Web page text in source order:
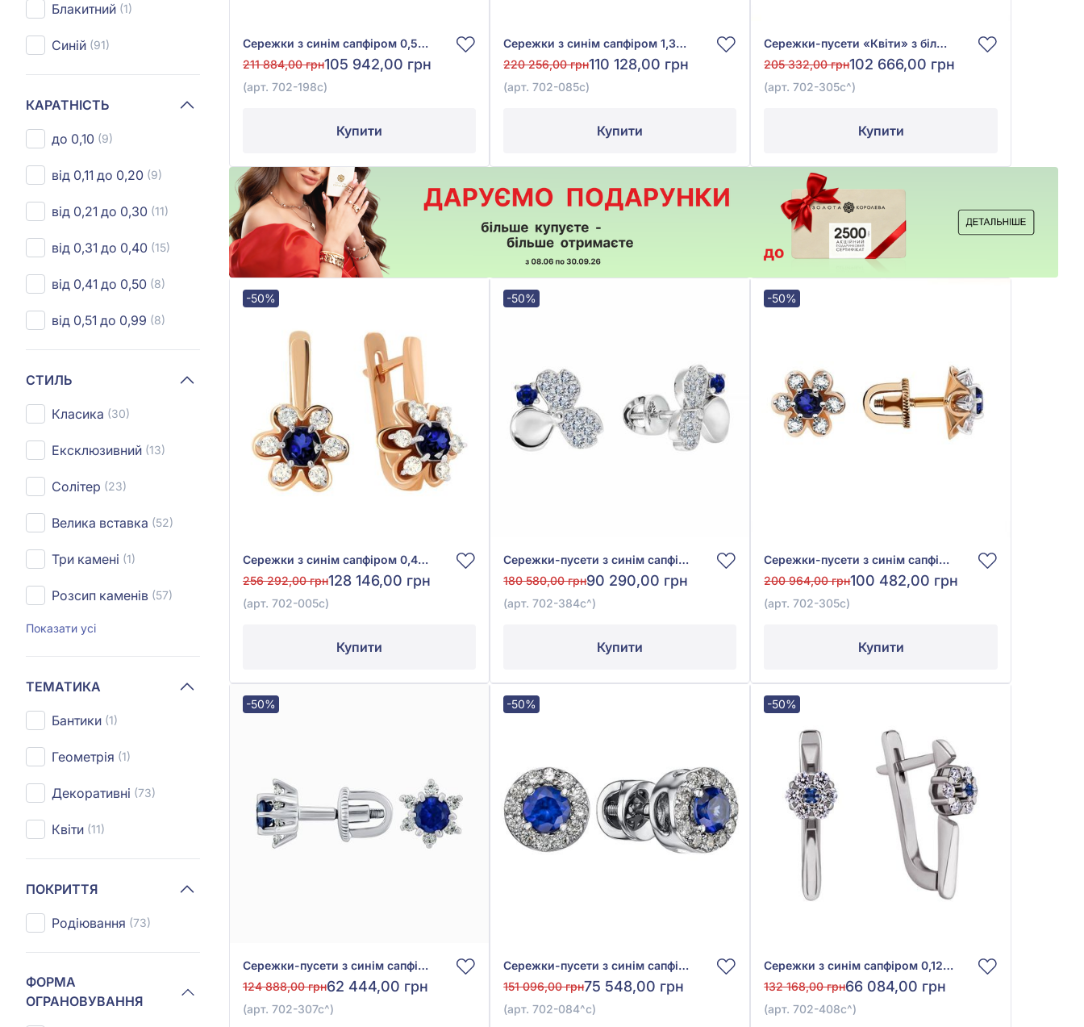
Блакитний (1)
Синій (91)
КАРАТНІСТЬ
до 0,10 (9)
від 0,11 до 0,20 (9)
від 0,21 до 0,30 (11)
від 0,31 до 0,40 (15)
від 0,41 до 0,50 (8)
від 0,51 до 0,99 (8)
СТИЛЬ
Класика (30)
Ексклюзивний (13)
Солітер (23)
Велика вставка (52)
Три камені (1)
Розсип каменів (57)
Показати усі
ТЕМАТИКА
Бантики (1)
Геометрія (1)
Декоративні (73)
Квіти (11)
ПОКРИТТЯ
Родіювання (73)
ФОРМА
ОГРАНОВУВАННЯ
Сережки з синім сапфіром 0,56ct та діамантом 0,2ct з червоно-білого золота 585°, арт. 702-198с
211 884,00 грн105 942,00 грн
(арт. 702-198с)
Купити
Сережки з синім сапфіром 1,33ct та діамантами 0,31ct із червоно-білого золота 585°, арт. 702-085с
220 256,00 грн110 128,00 грн
(арт. 702-085с)
Купити
Сережки-пусети «Квіти» з білого золота 585° із синім сапфіром 0,73ct та діамантом 0,4ct, арт. 702-305с
205 332,00 грн102 666,00 грн
(арт. 702-305с^)
Купити
-50%
Сережки з синім сапфіром 0,49ct та діамантом 0,42ct із червоного золота 585°, арт. 702-005с
256 292,00 грн128 146,00 грн
(арт. 702-005с)
Купити
-50%
Сережки-пусети з синім сапфіром 0,42ct та діамантами 0,38ct із білого золота 585°, арт. 702-384с
180 580,00 грн90 290,00 грн
(арт. 702-384с^)
Купити
-50%
Сережки-пусети з синім сапфіром 0,6ct та діамантом 0,34ct із червоного золота 585°, арт. 702-305с
200 964,00 грн100 482,00 грн
(арт. 702-305с)
Купити
-50%
Сережки-пусети з синім сапфіром 0,55ct та діамантами 0,17ct із білого золота 585°, арт. 702-307с
124 888,00 грн62 444,00 грн
(арт. 702-307с^)
-50%
Сережки-пусети з синім сапфіром 0,6ct та діамантами 0,26ct із білого золота 585°, арт. 702-084^с
151 096,00 грн75 548,00 грн
(арт. 702-084^с)
-50%
Сережки з синім сапфіром 0,12ct та діамантами 0,25ct із білого золота 585°, арт. 702-408с
132 168,00 грн66 084,00 грн
(арт. 702-408с^)